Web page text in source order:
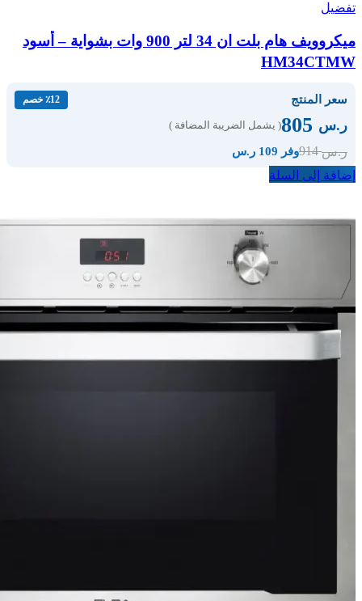
تفضيل
ميكروويف هام بلت ان 34 لتر 900 وات بشواية – أسود
HM34CTMW
سعر المنتج ٪12 خصم
ر.س ( يشمل الضريبة المضافة )
ر.س914 وفر 109 ر.س
إضافة إلى السلة